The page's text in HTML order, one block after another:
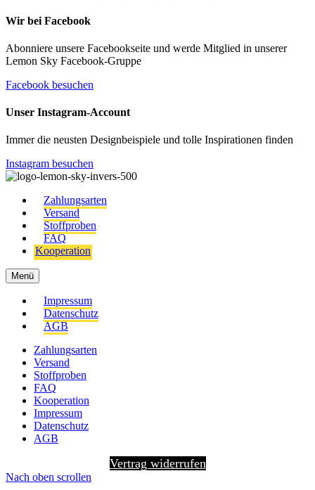
Wir bei Facebook
Abonniere unsere Facebookseite und werde Mitglied in unserer
Lemon Sky Facebook-Gruppe
Facebook besuchen
Unser Instagram-Account
Immer die neusten Designbeispiele und tolle Inspirationen finden
Instagram besuchen
Zahlungsarten
Versand
Stoffproben
FAQ
Kooperation
Menü
Impressum
Datenschutz
AGB
Zahlungsarten
Versand
Stoffproben
FAQ
Kooperation
Impressum
Datenschutz
AGB
Vertrag widerrufen
Nach oben scrollen